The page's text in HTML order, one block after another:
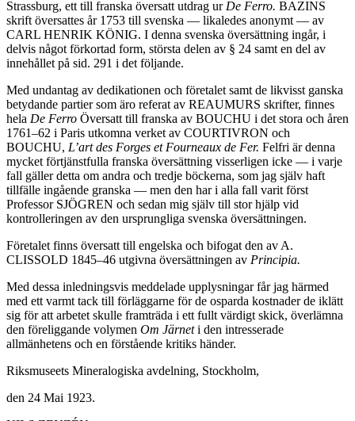
Strassburg, ett till franska översatt utdrag ur De Ferro. BAZINS
skrift översattes år 1753 till svenska — likaledes anonymt — av
CARL HENRIK KÖNIG. I denna svenska översättning ingår, i
delvis något förkortad form, största delen av § 24 samt en del av
innehållet på sid. 291 i det följande.
Med undantag av dedikationen och företalet samt de likvisst ganska
betydande partier som äro referat av REAUMURS skrifter, finnes
hela De Ferro Översatt till franska av BOUCHU i det stora och åren
1761–62 i Paris utkomna verket av COURTIVRON och
BOUCHU, L’art des Forges et Fourneaux de Fer. Felfri är denna
mycket förtjänstfulla franska översättning visserligen icke — i varje
fall gäller detta om andra och tredje böckerna, som jag själv haft
tillfälle ingående granska — men den har i alla fall varit först
Professor SJÖGREN och sedan mig själv till stor hjälp vid
kontrolleringen av den ursprungliga svenska översättningen.
Företalet finns översatt till engelska och bifogat den av A.
CLISSOLD 1845–46 utgivna översättningen av Principia.
Med dessa inledningsvis meddelade upplysningar får jag härmed
med ett varmt tack till förläggarne för de osparda kostnader de iklätt
sig för att arbetet skulle framträda i ett fullt värdigt skick, överlämna
den föreliggande volymen Om Järneti den intresserade
allmänhetens och en förstående kritiks händer.
Riksmuseets Mineralogiska avdelning, Stockholm,
den 24 Mai 1923.